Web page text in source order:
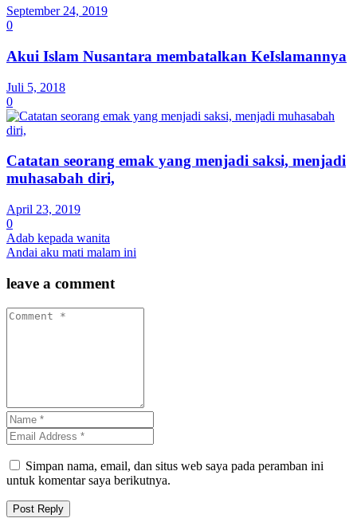
September 24, 2019
0
Akui Islam Nusantara membatalkan KeIslamannya
Juli 5, 2018
0
Catatan seorang emak yang menjadi saksi, menjadi
muhasabah diri,
April 23, 2019
0
Adab kepada wanita
Andai aku mati malam ini
leave a comment
Simpan nama, email, dan situs web saya pada peramban ini
untuk komentar saya berikutnya.